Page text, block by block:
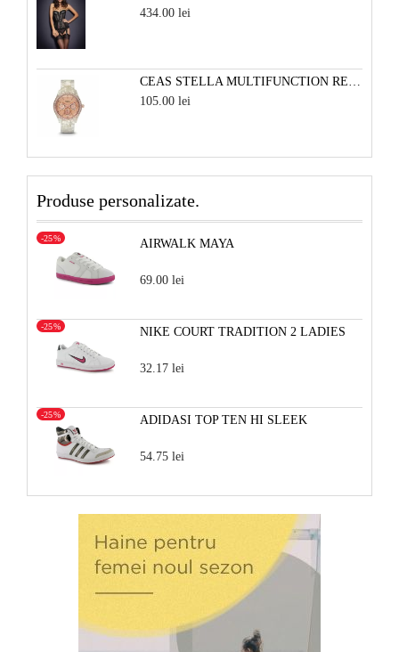
434.00 lei
CEAS STELLA MULTIFUNCTION RESIN - ALB PERLAT SI ROSE
105.00 lei
Produse personalizate.
AIRWALK MAYA
-25%
69.00 lei
NIKE COURT TRADITION 2 LADIES
-25%
32.17 lei
ADIDASI TOP TEN HI SLEEK
-25%
54.75 lei